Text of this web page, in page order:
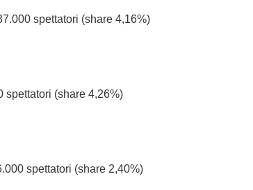
spettatori (share 4,16%)
spettatori (share 4,26%)
spettatori (share 2,40%)